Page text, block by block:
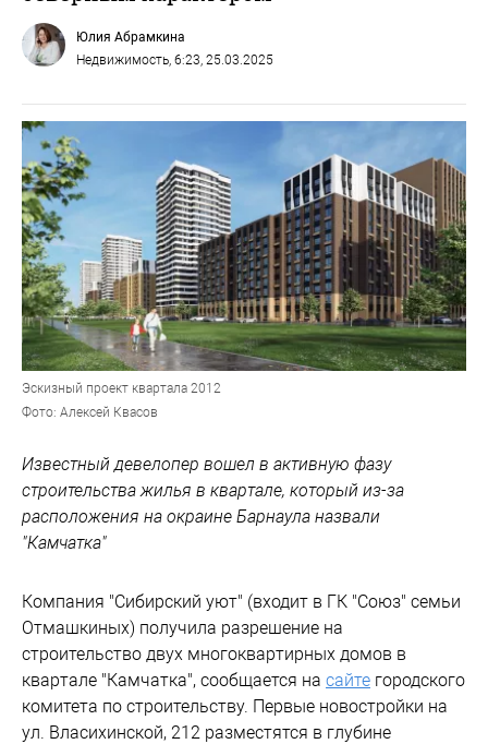
Юлия Абрамкина
Недвижимость , 6:23, 25.03.2025
Эскизный проект квартала 2012
Фото: Алексей Квасов
Известный девелопер вошел в активную фазу
строительства жилья в квартале, который из-за
расположения на окраине Барнаула назвали
"Камчатка"
Компания "Сибирский уют" (входит в ГК "Союз" семьи
Отмашкиных) получила разрешение на
строительство двух многоквартирных домов в
квартале "Камчатка", сообщается на сайте городского
комитета по строительству. Первые новостройки на
ул. Власихинской, 212 разместятся в глубине